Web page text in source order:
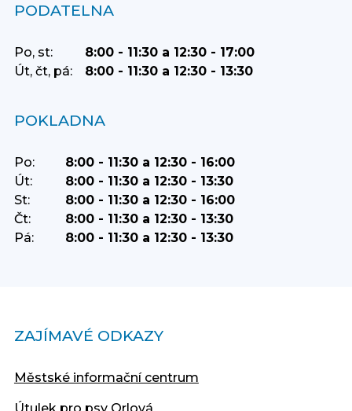
PODATELNA
Po, st:
8:00 - 11:30 a 12:30 - 17:00
Út, čt, pá:
8:00 - 11:30 a 12:30 - 13:30
POKLADNA
Po:
8:00 - 11:30 a 12:30 - 16:00
Út:
8:00 - 11:30 a 12:30 - 13:30
St:
8:00 - 11:30 a 12:30 - 16:00
Čt:
8:00 - 11:30 a 12:30 - 13:30
Pá:
8:00 - 11:30 a 12:30 - 13:30
ZAJÍMAVÉ ODKAZY
Městské informační centrum